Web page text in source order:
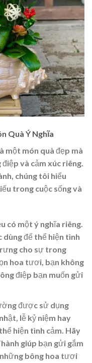
Quà Ý Nghĩa
một món quà đẹp mà
và cảm xúc riêng.
chúng tôi hiểu
trong cuộc sống và
có một ý nghĩa riêng.
để thể hiện tình
cho sự trong
hoa tươi, bạn không
điệp bạn muốn gửi
được sử dụng
lễ kỷ niệm hay
hiện tình cảm. Hãy
giúp bạn gửi gắm
bông hoa tươi